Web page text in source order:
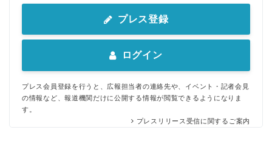
プレス登録
ログイン
プレス会員登録を行うと、広報担当者の連絡先や、イベント・記者会見
の情報など、報道機関だけに公開する情報が閲覧できるようになりま
す。
プレスリリース受信に関するご案内